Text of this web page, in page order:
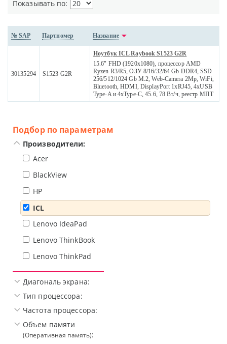
Показывать по:
№ SAP Партномер Название
30135294 S1523 G2R
Ноутбук ICL Raybook S1523 G2R
15.6" FHD (1920x1080), процессор AMD
Ryzen R3/R5, ОЗУ 8/16/32/64 Gb DDR4, SSD
256/512/1024 Gb M.2, Web-Camera 2Mp, WiFi,
Bluetooth, HDMI, DisplayPort 1xRJ45, 4xUSB
Type-A и 4xType-C, 45.6, 78 Вт/ч, реестр МПТ
Подбор по параметрам
Производители:
Acer
BlackView
HP
ICL
Lenovo IdeaPad
Lenovo ThinkBook
Lenovo ThinkPad
Диагональ экрана:
Тип процессора:
Частота процессора:
Объем памяти
(Оперативная память):